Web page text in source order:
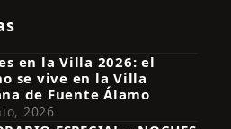
en la Villa 2026: el
se vive en la Villa
de Fuente Álamo
2026